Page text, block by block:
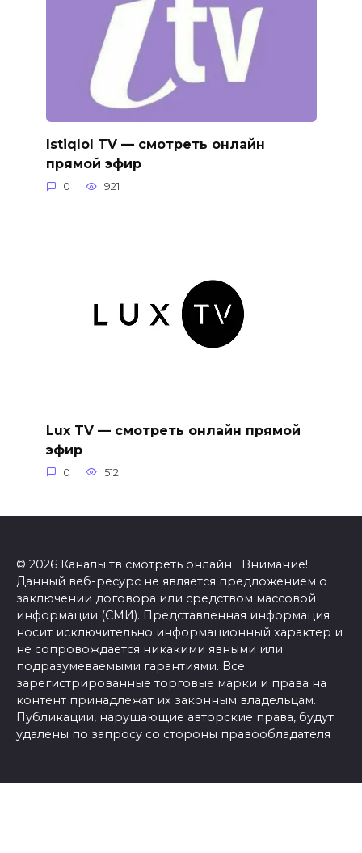
Istiqlol TV — смотреть онлайн
прямой эфир
0 921
Lux TV — смотреть онлайн прямой
эфир
0 512
© 2026 Каналы тв смотреть онлайн Внимание!
Данный веб-ресурс не является предложением о
заключении договора или средством массовой
информации (СМИ). Представленная информация
носит исключительно информационный характер и
не сопровождается никакими явными или
подразумеваемыми гарантиями. Все
зарегистрированные торговые марки и права на
контент принадлежат их законным владельцам.
Публикации, нарушающие авторские права, будут
удалены по запросу со стороны правообладателя